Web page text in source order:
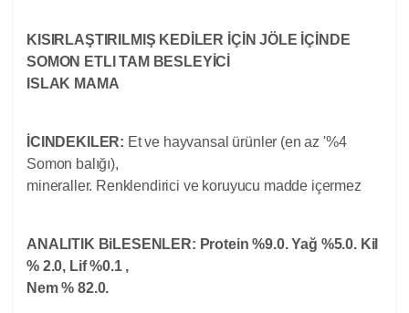
KISIRLAŞTIRILMIŞ KEDİLER İÇİN JÖLE İÇİNDE
SOMON ETLI TAM BESLEYİCİ
ISLAK MAMA
İCINDEKILER: Et ve hayvansal ürünler (en az '%4
Somon balığı),
mineraller. Renklendirici ve koruyucu madde içermez
ANALITIK BiLESENLER: Protein %9.0. Yağ %5.0. Kil
% 2.0, Lif %0.1 ,
Nem % 82.0.